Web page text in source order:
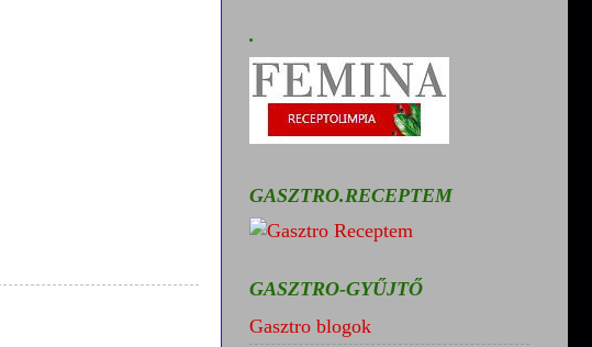
.
GASZTRO.RECEPTEM
GASZTRO-GYŰJTŐ
Gasztro blogok